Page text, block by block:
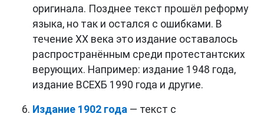
оригинала. Позднее текст прошёл реформу
языка, но так и остался с ошибками. В
течение XX века это издание оставалось
распространённым среди протестантских
верующих. Например: издание 1948 года,
издание ВСЕХБ 1990 года и другие.
Издание 1902 года — текст с